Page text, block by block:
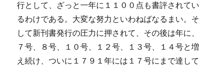
行として、ざっと一年に１１００点も書評されてい
るわけである。大変な努力といわねばなるまい。そ
して新刊書発行の圧力に押されて、その後は年に、
７号、８号、１０号、１２号、１３号、１４号と増
え続け、ついに１７９１年には１７号にまで達して